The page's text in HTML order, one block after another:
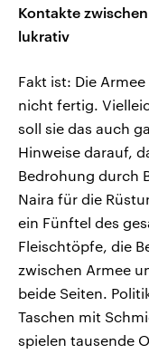
Kontakte
lukrativ
Fakt ist: Die
nicht fertig.
soll sie das auch
Hinweise darauf,
Bedrohung durch
Naira für die
ein Fünftel des
Fleischtöpfe, die
zwischen Armee
beide Seiten.
Taschen mit
spielen tausende